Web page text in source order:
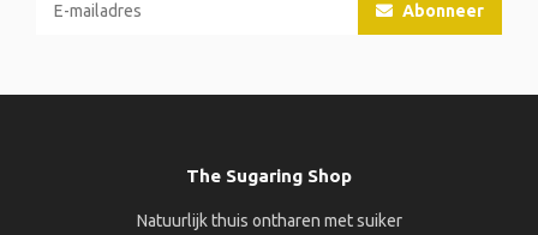
Abonneer
The Sugaring Shop
Natuurlijk thuis ontharen met suiker